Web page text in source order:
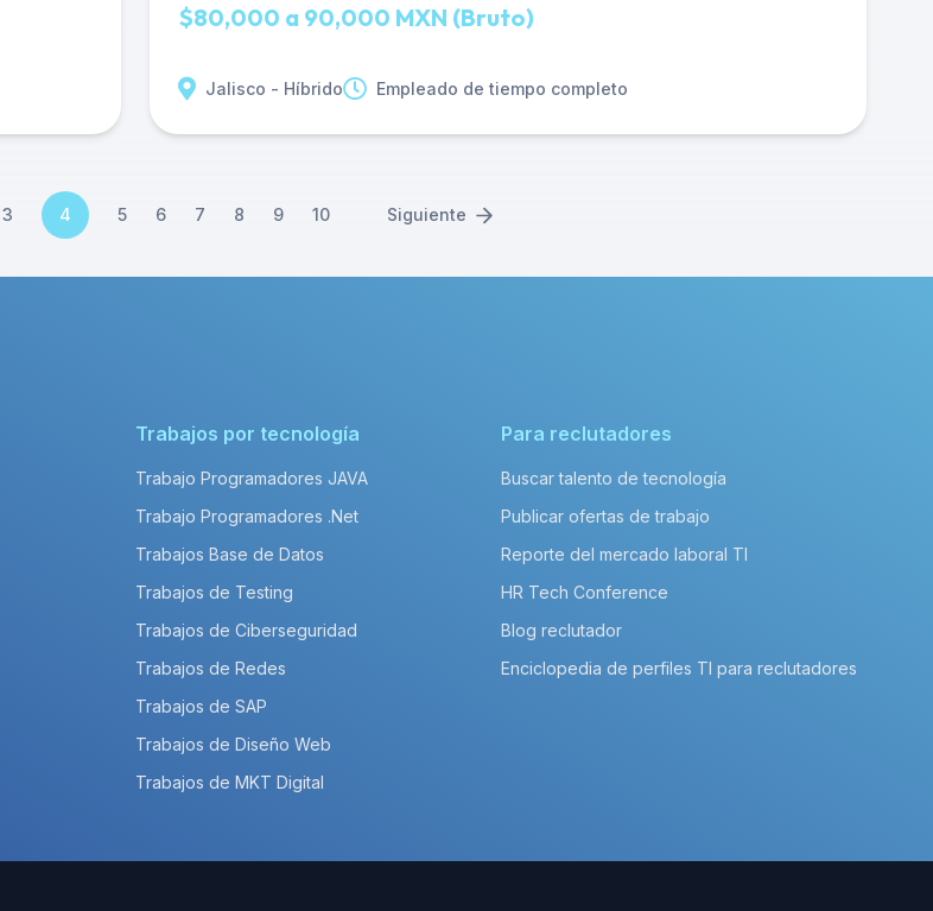
$80,000 a 90,000 MXN (Bruto)
Jalisco - Híbrido Empleado de tiempo completo
3 4 5 6 7 8 9 10 Siguiente
Trabajos por tecnología
Trabajo Programadores JAVA
Trabajo Programadores .Net
Trabajos Base de Datos
Trabajos de Testing
Trabajos de Ciberseguridad
Trabajos de Redes
Trabajos de SAP
Trabajos de Diseño Web
Trabajos de MKT Digital
Para reclutadores
Buscar talento de tecnología
Publicar ofertas de trabajo
Reporte del mercado laboral TI
HR Tech Conference
Blog reclutador
Enciclopedia de perfiles TI para reclutadores